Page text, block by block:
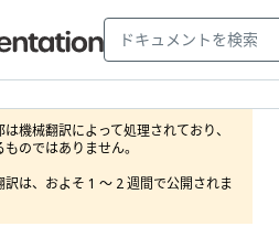
機械翻訳によって処理されており、
のではありません。
は、およそ 1 ～ 2 週間で公開されま